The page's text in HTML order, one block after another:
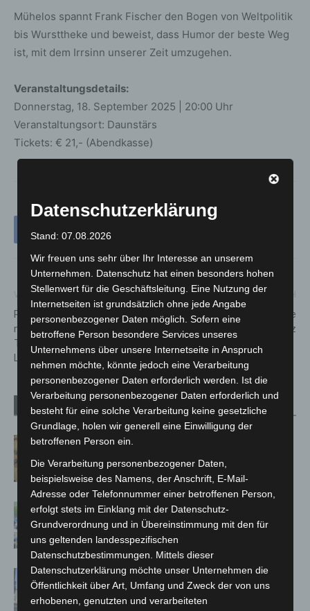
Mühelos spannt Frank Fischer den Bogen von Weltpolitik
bis Wursttheke und beweist, dass Humor der beste Weg
ist, mit dem Irrsinn unserer Zeit umzugehen.
Veranstaltungsdetails:
Donnerstag, 18. September 2025 | 20:00 Uhr
Veranstaltungsort: Daunstärs
Tickets: € 21,- (Abendkasse)
Vorheriger Artikel
Polizei sucht Rollerfahrer als
mögliche Zeugen nach
Tötungsdelikt am Silbersee in
Langenhagen
Nächster Artikel
THW trainiert großangelegte
Verlegeübung im Harz
Verwandte Artikel Mehr vom Autor
Hannover Klassik Open Air 2026:
Französische Oper im Maschpark
Blaulichtmeile Langenhagen 2026:
Polizei, Feuerwehr und Rettung
hautnah erleben
Haus der Jugend lädt zum Wünsche-
Freitag in Langenhagen ein
Datenschutzerklärung
Stand: 07.08.2026
Wir freuen uns sehr über Ihr Interesse an unserem
Unternehmen. Datenschutz hat einen besonders hohen
Stellenwert für die Geschäftsleitung. Eine Nutzung der
Internetseiten ist grundsätzlich ohne jede Angabe
personenbezogener Daten möglich. Sofern eine
betroffene Person besondere Services unseres
Unternehmens über unsere Internetseite in Anspruch
nehmen möchte, könnte jedoch eine Verarbeitung
personenbezogener Daten erforderlich werden. Ist die
Verarbeitung personenbezogener Daten erforderlich und
besteht für eine solche Verarbeitung keine gesetzliche
Grundlage, holen wir generell eine Einwilligung der
betroffenen Person ein.
Die Verarbeitung personenbezogener Daten,
beispielsweise des Namens, der Anschrift, E-Mail-
Adresse oder Telefonnummer einer betroffenen Person,
erfolgt stets im Einklang mit der Datenschutz-
Grundverordnung und in Übereinstimmung mit den für
uns geltenden landesspezifischen
Datenschutzbestimmungen. Mittels dieser
Datenschutzerklärung möchte unser Unternehmen die
Öffentlichkeit über Art, Umfang und Zweck der von uns
erhobenen, genutzten und verarbeiteten